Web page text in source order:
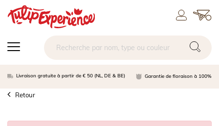
Livraison gratuite à partir de € 50 (NL, DE & BE) Garantie de floraison à 100%
Retour